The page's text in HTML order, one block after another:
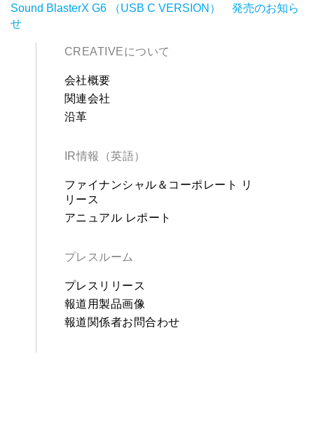
Sound BlasterX G6 （USB C VERSION） 発売のお知ら
せ
CREATIVEについて
会社概要
関連会社
沿革
IR情報（英語）
ファイナンシャル＆コーポレート リ
リース
アニュアル レポート
プレスルーム
プレスリリース
報道用製品画像
報道関係者お問合わせ